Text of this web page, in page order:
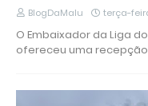
BlogDaMalu terça-
O Embaixador da Liga
ofereceu uma